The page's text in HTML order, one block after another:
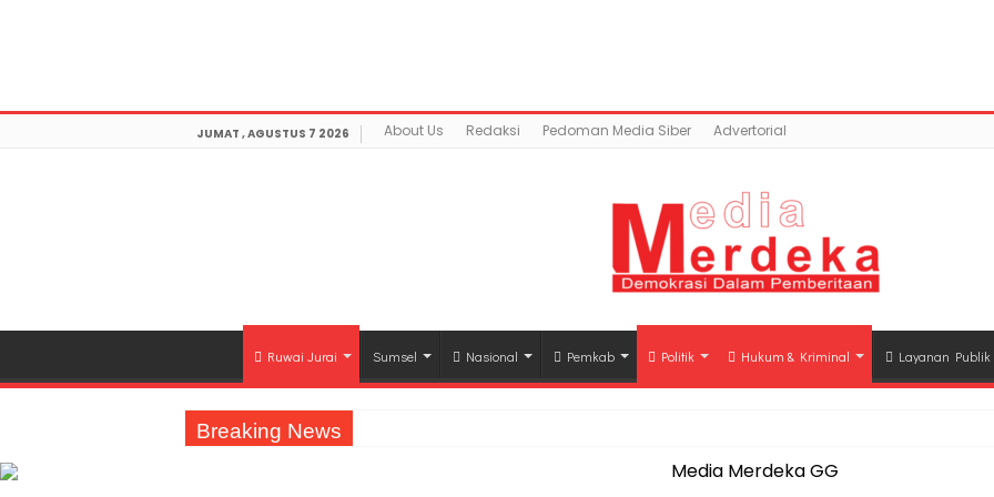
JUMAT , AGUSTUS 7 2026 About Us Redaksi Pedoman Media Siber Advertorial
Ruwai Jurai Sumsel Nasional Pemkab Politik Hukum & Kriminal Layanan Publik
Breaking News
Jasa Raharja Serahkan Santunan kepada Ahli Waris Korban Kebakaran KM Mutiara Sentosa II